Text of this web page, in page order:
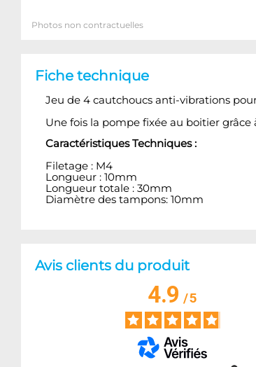
Photos non contractuelles
Fiche technique
Jeu de 4 cautchoucs anti-vibrations
Une fois la pompe fixée au boitier
Caractéristiques Techniques :
Filetage : M4
Longueur : 10mm
Longueur totale : 30mm
Diamètre des tampons: 10mm
Avis clients du produit
4.9/5